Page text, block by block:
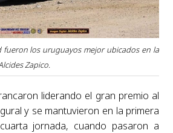
fueron los uruguayos mejor ubicados en la
Zapico.
liderando el gran premio al
y se mantuvieron en la primera
jornada, cuando pasaron a